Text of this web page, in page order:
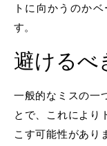
トに向かうのか
す。
避けるべ
一般的なミスの一
とで、これにより
こす可能性があり